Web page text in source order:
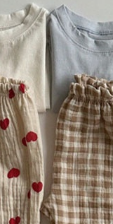
Faizia Rayhan
فائزيا ريحان
Faizia: Berjaya
Rayhan: Bunga syurga,